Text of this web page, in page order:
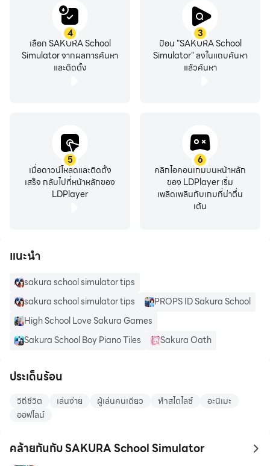
3
ป้อน "SAKURA School
Simulator" ลงในแถบค้นหา
แล้วค้นหา
4
เลือก SAKURA School
Simulator จากผลการค้นหา
และติดตั้ง
5
เมื่อดาวน์โหลดและติดตั้ง
เสร็จ กลับไปที่หน้าหลักของ
LDPlayer
6
คลิกไอคอนเกมบนหน้าหลัก
ของ LDPlayer เริ่ม
เพลิดเพลินกับเกมที่น่าตื่น
เต้น
แนะนำ
sakura school simulator tips
sakura school simulator tips
PROPS ID Sakura School
High School Love Sakura Games
Sakura School Boy Piano Tiles
Sakura Oath
ประเด็นร้อน
วิถีชีวิต เล่นง่าย ผู้เล่นคนเดียว ทำสไตไลซ์
อะนิเมะ
ออฟไลน์
คล้ายกันกับ SAKURA School Simulator to